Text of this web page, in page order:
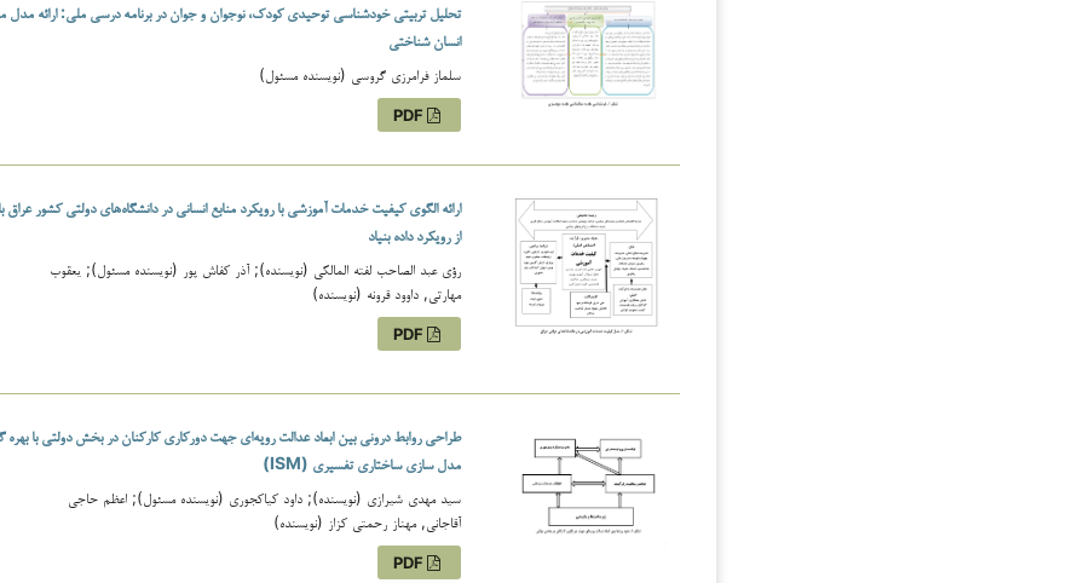
تحلیل تربیتی خودشناسی توحیدی کودک، نوجوان و جوان در برنامه درسی ملی: ارائه مدل
انسان شناختی
سلماز فرامرزی گروسی (نویسنده مسئول)
ارائه الگوی کیفیت خدمات آموزشی با رویکرد منابع انسانی در دانشگاه‌های دولتی کشور عراق
از رویکرد داده بنیاد
رؤى عبد الصاحب لفته المالكى (نویسنده); آذر کفاش پور (نویسنده مسئول); یعقوب
مهارتی, داوود قرونه (نویسنده)
PDF
طراحی روابط درونی بین ابعاد عدالت رویه‌ای جهت دورکاری کارکنان در بخش دولتی با بهره
مدل سازی ساختاری تفسیری (ISM)
سید مهدی شیرازی (نویسنده); داود کیاکجوری (نویسنده مسئول); اعظم حاجی
آقاجانی, مهناز رحمتی کزاز (نویسنده)